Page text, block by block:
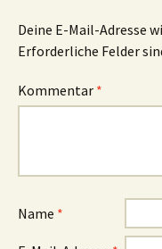
Deine E-Mail-Adresse
Erforderliche Felder
Kommentar *
Name *